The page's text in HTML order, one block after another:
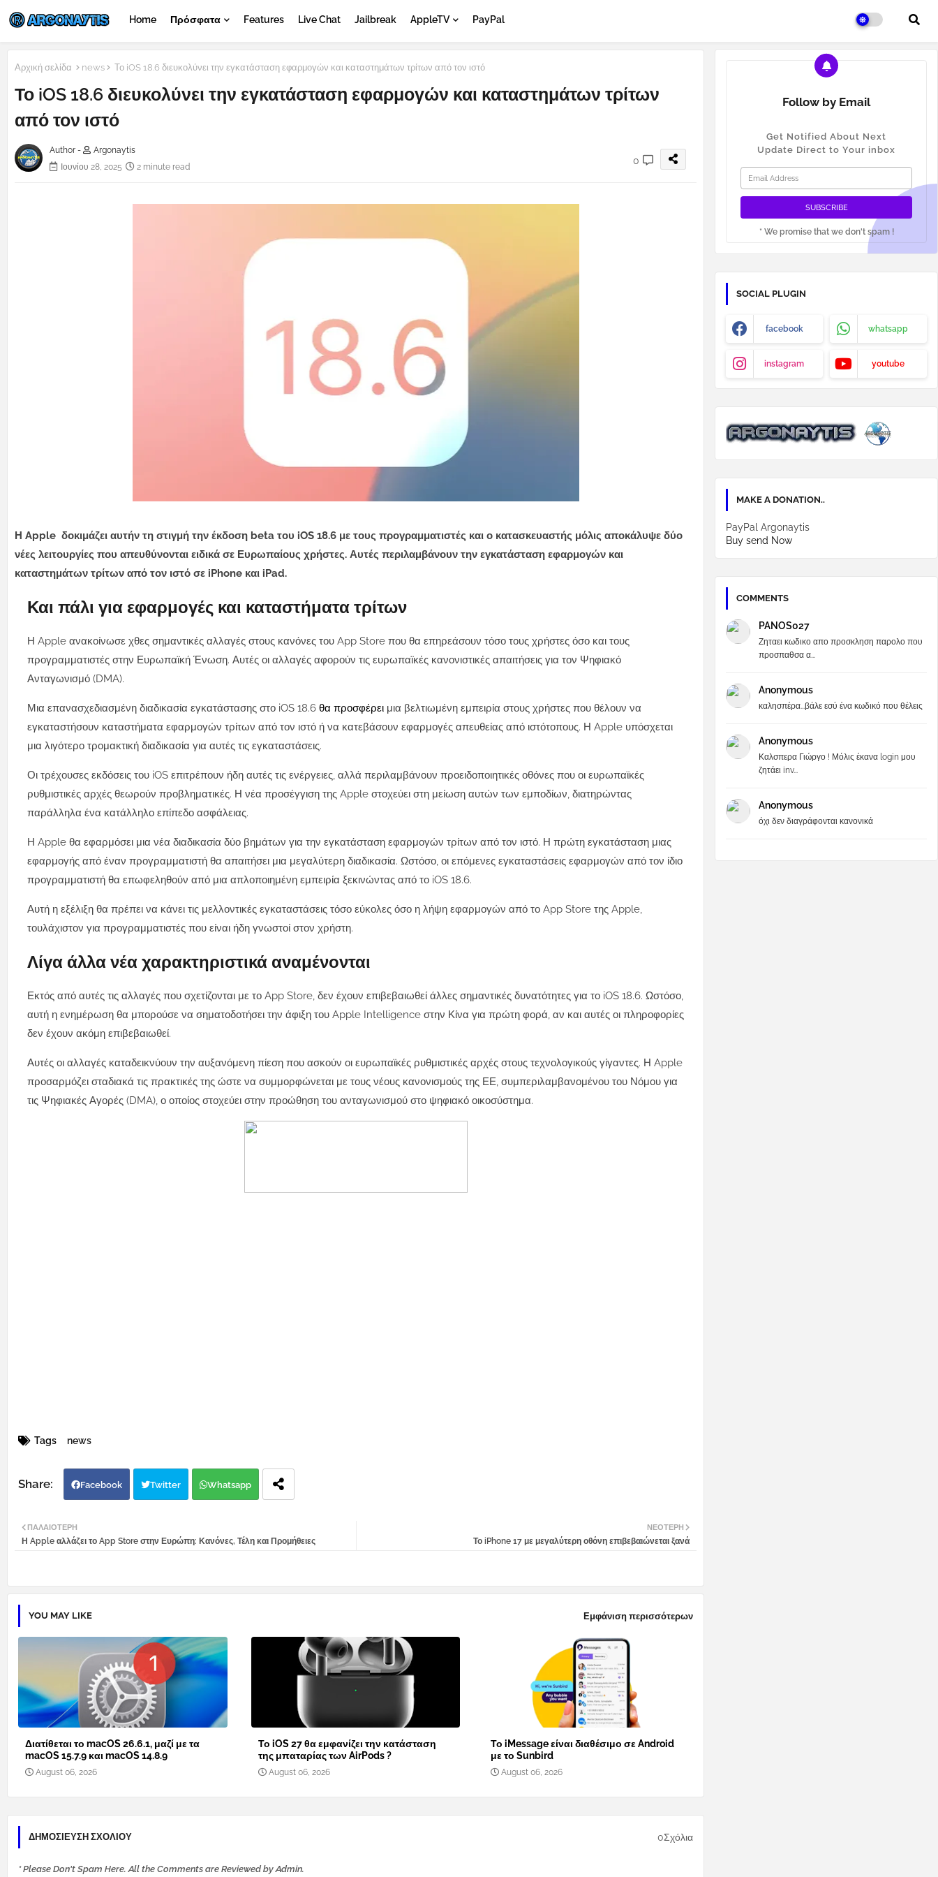
Home Πρόσφατα Features Live Chat Jailbreak AppleTV PayPal
Αρχική σελίδα news Το iOS 18.6 διευκολύνει την εγκατάσταση εφαρμογών και καταστημάτων τρίτων από τον ιστό
Το iOS 18.6 διευκολύνει την εγκατάσταση εφαρμογών και καταστημάτων τρίτων
από τον ιστό
Author -
Argonaytis
Ιουνίου 28, 2025
2 minute read
0
Η Apple δοκιμάζει αυτήν τη στιγμή την έκδοση beta του iOS 18.6 με τους προγραμματιστές και ο κατασκευαστής μόλις αποκάλυψε δύο
νέες λειτουργίες που απευθύνονται ειδικά σε Ευρωπαίους χρήστες. Αυτές περιλαμβάνουν την εγκατάσταση εφαρμογών και
καταστημάτων τρίτων από τον ιστό σε iPhone και iPad.
Και πάλι για εφαρμογές και καταστήματα τρίτων
Η Apple ανακοίνωσε χθες σημαντικές αλλαγές στους κανόνες του App Store που θα επηρεάσουν τόσο τους χρήστες όσο και τους
προγραμματιστές στην Ευρωπαϊκή Ένωση. Αυτές οι αλλαγές αφορούν τις ευρωπαϊκές κανονιστικές απαιτήσεις για τον Ψηφιακό
Ανταγωνισμό (DMA).
Μια επανασχεδιασμένη διαδικασία εγκατάστασης στο iOS 18.6 θα προσφέρει μια βελτιωμένη εμπειρία στους χρήστες που θέλουν να
εγκαταστήσουν καταστήματα εφαρμογών τρίτων από τον ιστό ή να κατεβάσουν εφαρμογές απευθείας από ιστότοπους. Η Apple υπόσχεται
μια λιγότερο τρομακτική διαδικασία για αυτές τις εγκαταστάσεις.
Οι τρέχουσες εκδόσεις του iOS επιτρέπουν ήδη αυτές τις ενέργειες, αλλά περιλαμβάνουν προειδοποιητικές οθόνες που οι ευρωπαϊκές
ρυθμιστικές αρχές θεωρούν προβληματικές. Η νέα προσέγγιση της Apple στοχεύει στη μείωση αυτών των εμποδίων, διατηρώντας
παράλληλα ένα κατάλληλο επίπεδο ασφάλειας.
Η Apple θα εφαρμόσει μια νέα διαδικασία δύο βημάτων για την εγκατάσταση εφαρμογών τρίτων από τον ιστό. Η πρώτη εγκατάσταση μιας
εφαρμογής από έναν προγραμματιστή θα απαιτήσει μια μεγαλύτερη διαδικασία. Ωστόσο, οι επόμενες εγκαταστάσεις εφαρμογών από τον ίδιο
προγραμματιστή θα επωφεληθούν από μια απλοποιημένη εμπειρία ξεκινώντας από το iOS 18.6.
Αυτή η εξέλιξη θα πρέπει να κάνει τις μελλοντικές εγκαταστάσεις τόσο εύκολες όσο η λήψη εφαρμογών από το App Store της Apple,
τουλάχιστον για προγραμματιστές που είναι ήδη γνωστοί στον χρήστη.
Λίγα άλλα νέα χαρακτηριστικά αναμένονται
Εκτός από αυτές τις αλλαγές που σχετίζονται με το App Store, δεν έχουν επιβεβαιωθεί άλλες σημαντικές δυνατότητες για το iOS 18.6. Ωστόσο,
αυτή η ενημέρωση θα μπορούσε να σηματοδοτήσει την άφιξη του Apple Intelligence στην Κίνα για πρώτη φορά, αν και αυτές οι πληροφορίες
δεν έχουν ακόμη επιβεβαιωθεί.
Αυτές οι αλλαγές καταδεικνύουν την αυξανόμενη πίεση που ασκούν οι ευρωπαϊκές ρυθμιστικές αρχές στους τεχνολογικούς γίγαντες. Η Apple
προσαρμόζει σταδιακά τις πρακτικές της ώστε να συμμορφώνεται με τους νέους κανονισμούς της ΕΕ, συμπεριλαμβανομένου του Νόμου για
τις Ψηφιακές Αγορές (DMA), ο οποίος στοχεύει στην προώθηση του ανταγωνισμού στο ψηφιακό οικοσύστημα.
Tags news
Facebook Twitter Whatsapp
ΝΕΌΤΕΡΗ
Το iPhone 17 με μεγαλύτερη οθόνη επιβεβαιώνεται ξανά
ΠΑΛΑΙΌΤΕΡΗ
Η Apple αλλάζει το App Store στην Ευρώπη: Κανόνες, Τέλη και Προμήθειες
YOU MAY LIKE Εμφάνιση περισσότερων
Διατίθεται το macOS 26.6.1, μαζί με τα
macOS 15.7.9 και macOS 14.8.9
August 06, 2026
Το iOS 27 θα εμφανίζει την κατάσταση
της μπαταρίας των AirPods ?
August 06, 2026
Το iMessage είναι διαθέσιμο σε Android
με το Sunbird
August 06, 2026
ΔΗΜΟΣΊΕΥΣΗ ΣΧΟΛΊΟΥ 0Σχόλια
* Please Don't Spam Here. All the Comments are Reviewed by Admin.
Follow by Email
Get Notified About Next
Update Direct to Your inbox
* We promise that we don't spam !
SOCIAL PLUGIN
facebook whatsapp
instagram youtube
MAKE A DONATION..
PayPal Argonaytis
Buy send Now
COMMENTS
PANOS027
Ζηταει κωδικο απο προσκληση παρολο που
προσπαθσα α...
Anonymous
καλησπέρα...βάλε εσύ ένα κωδικό που θέλεις
Anonymous
Καλσπερα Γιώργο ! Μόλις έκανα login μου
ζητάει inv...
Anonymous
όχι δεν διαγράφονται κανονικά